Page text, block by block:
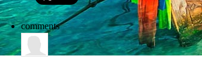
comments